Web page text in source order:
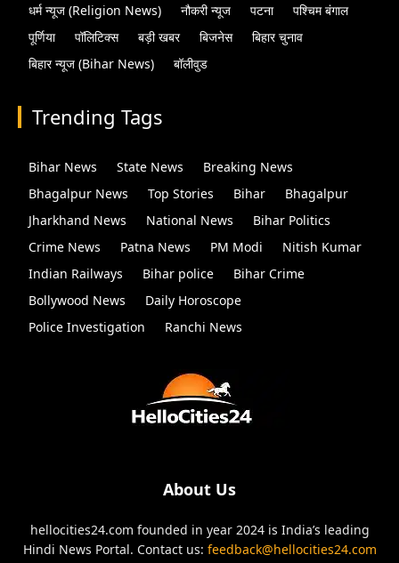
धर्म न्यूज (Religion News)
नौकरी न्यूज पटना
पश्चिम बंगाल
पूर्णिया
पॉलिटिक्स बड़ी खबर बिजनेस
बिहार चुनाव
बिहार न्यूज (Bihar News)
बॉलीवुड
Trending Tags
Bihar News State News
Breaking News
Bhagalpur News
Top Stories Bihar
Bhagalpur
Jharkhand News
National News
Bihar Politics
Crime News
Patna News PM Modi
Nitish Kumar
Indian Railways
Bihar police
Bihar Crime
Bollywood News
Daily Horoscope
Police Investigation
Ranchi News
About Us
hellocities24.com founded in year 2024 is India’s leading
Hindi News Portal. Contact us: feedback@hellocities24.com